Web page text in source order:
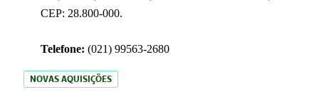
CEP: 28.800-000.
Telefone: (021) 99563-2680
NOVAS AQUISIÇÕES